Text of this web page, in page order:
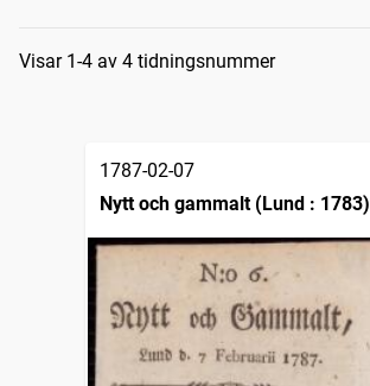
Sökresultat
Visar 1-4 av 4 tidningsnummer
1787-02-07
Nytt och gammalt (Lund : 1783)